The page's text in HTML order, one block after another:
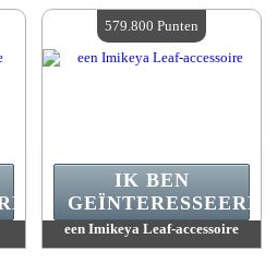
Beschikbare hoeveelheid :4
een Imikeya Leaf-accessoire
IK BEN
GEÏNTERESSEERD.
579.800 Punten